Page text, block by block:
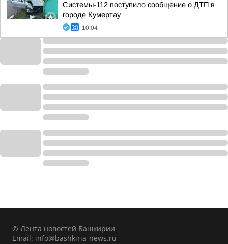
Системы-112 поступило сообщение о ДТП в
городе Кумертау
10:04
© Лента новостей Башкирии
Email: info@bashkiria-news.ru